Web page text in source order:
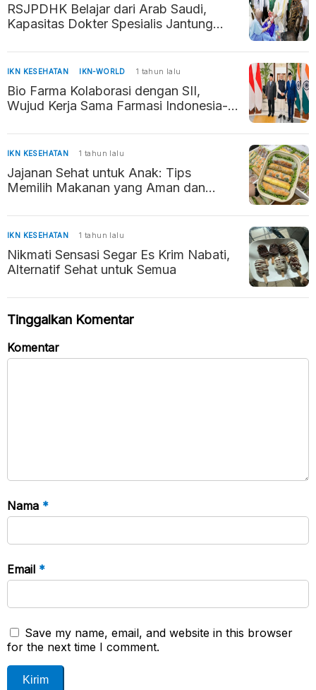
RSJPDHK Belajar dari Arab Saudi,
Kapasitas Dokter Spesialis Jantung
IKN KESEHATAN IKN-WORLD 1 tahun lalu
Bio Farma Kolaborasi dengan SII,
Wujud Kerja Sama Farmasi Indonesia-
IKN KESEHATAN 1 tahun lalu
Jajanan Sehat untuk Anak: Tips
Memilih Makanan yang Aman dan
IKN KESEHATAN 1 tahun lalu
Nikmati Sensasi Segar Es Krim Nabati,
Alternatif Sehat untuk Semua
Tinggalkan Komentar
Komentar
Nama *
Email *
Save my name, email, and website in this browser
for the next time I comment.